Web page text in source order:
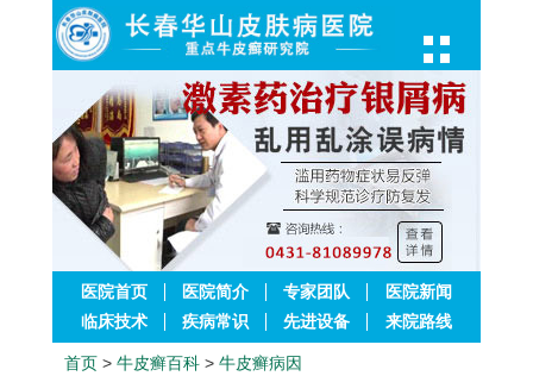
医院首页 医院简介 专家团队
医院新闻
临床技术
疾病常识 先进设备 来院路线
首页 > 牛皮癣百科 > 牛皮癣病因